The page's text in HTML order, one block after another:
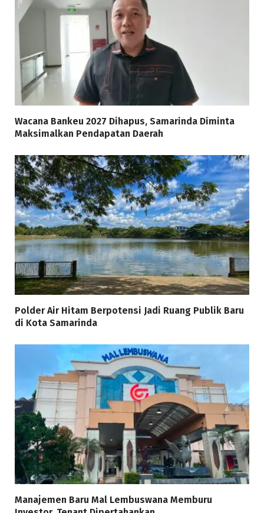
Wacana Bankeu 2027 Dihapus, Samarinda Diminta
Maksimalkan Pendapatan Daerah
Polder Air Hitam Berpotensi Jadi Ruang Publik Baru
di Kota Samarinda
Manajemen Baru Mal Lembuswana Memburu